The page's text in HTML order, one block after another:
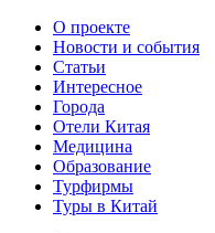
О проекте
Новости и события
Статьи
Интересное
Города
Отели Китая
Медицина
Образование
Турфирмы
Туры в Китай